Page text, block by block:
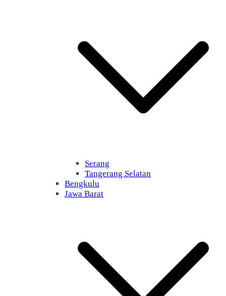
Serang
Tangerang Selatan
Bengkulu
Jawa Barat